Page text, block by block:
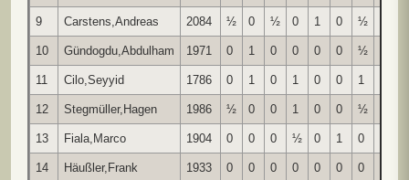
9 Carstens,Andreas 2084 ½ 0 ½ 0 1 0 ½
10 Gündogdu,Abdulham 1971 0 1 0 0 0 0 ½
11 Cilo,Seyyid 1786 0 1 0 1 0 0 1
12 Stegmüller,Hagen 1986 ½ 0 0 1 0 0 ½
13 Fiala,Marco 1904 0 0 0 ½ 0 1 0
14 Häußler,Frank 1933 0 0 0 0 0 0 0